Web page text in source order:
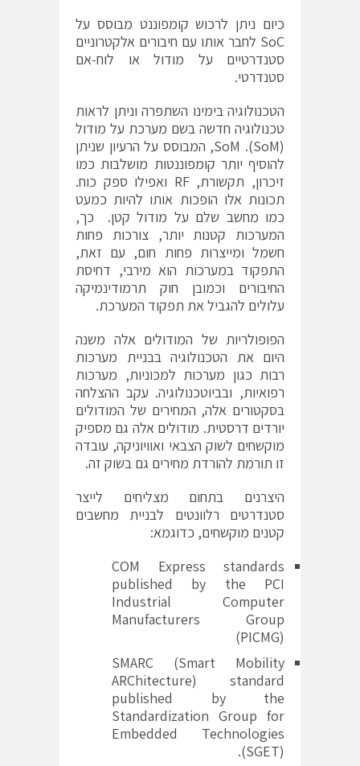
כיום ניתן לרכוש קומפוננט מבוסס על
SoC לחבר אותו עם חיבורים אלקטרוניים
סטנדרטיים על מודול או לוח-אם
סטנדרטי.
הטכנולוגיה בימינו השתפרה וניתן לראות
טכנולוגיה חדשה בשם מערכת על מודול
(SoM). SoM, המבוסס על הרעיון שניתן
להוסיף יותר קומפוננטות מושלבות כמו
זיכרון, תקשורת, RF ואפילו ספק כוח.
תכונות אלו הופכות אותו להיות כמעט
כמו מחשב שלם על מודול קטן. כך,
המערכות קטנות יותר, צורכות פחות
חשמל ומייצרות פחות חום, עם זאת,
התפקוד במערכות הוא מירבי, דחיסת
החיבורים וכמובן חוק תרמודינמיקה
עלולים להגביל את תפקוד המערכת.
הפופולריות של המודולים אלה משנה
היום את הטכנולוגיה בבניית מערכות
רבות כגון מערכות למכוניות, מערכות
רפואיות, ובביוטכנולוגיה. עקב ההצלחה
בסקטורים אלה, המחירים של המודולים
יורדים דרסטית. מודולים אלה גם מספיק
מוקשחים לשוק הצבאי ואוויוניקה, עובדה
זו תורמת להורדת מחירים גם בשוק זה.
היצרנים בתחום מצליחים לייצר
סטנדרטים רלוונטים לבניית מחשבים
קטנים מוקשחים, כדוגמא:
COM Express standards
published by the PCI
Industrial Computer
Manufacturers Group
(PICMG)
SMARC (Smart Mobility
ARChitecture) standard
published by the
Standardization Group for
Embedded Technologies
(SGET).